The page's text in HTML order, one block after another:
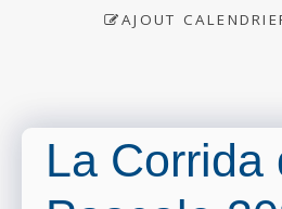
AJOUT
La Corrida